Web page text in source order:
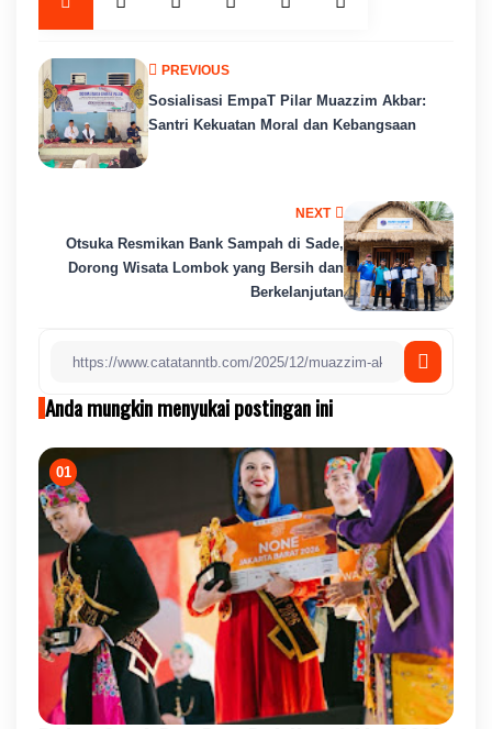
NEXT
Otsuka Resmikan Bank Sampah di Sade,
Dorong Wisata Lombok yang Bersih dan
Berkelanjutan
PREVIOUS
Sosialisasi EmpaT Pilar Muazzim Akbar:
Santri Kekuatan Moral dan Kebangsaan
Anda mungkin menyukai postingan ini